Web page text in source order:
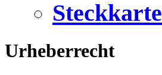
Steckkarte
Urheberrecht